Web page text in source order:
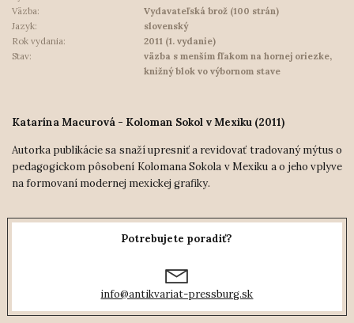
Väzba:
Vydavateľská brož (100 strán)
Jazyk:
slovenský
Rok vydania:
2011 (1. vydanie)
Stav:
väzba s menším fľakom na hornej oriezke,
knižný blok vo výbornom stave
Katarína Macurová - Koloman Sokol v Mexiku (2011)
Autorka publikácie sa snaží upresniť a revidovať tradovaný mýtus o
pedagogickom pôsobení Kolomana Sokola v Mexiku a o jeho vplyve
na formovaní modernej mexickej grafiky.
Potrebujete poradiť?
info@antikvariat-pressburg.sk